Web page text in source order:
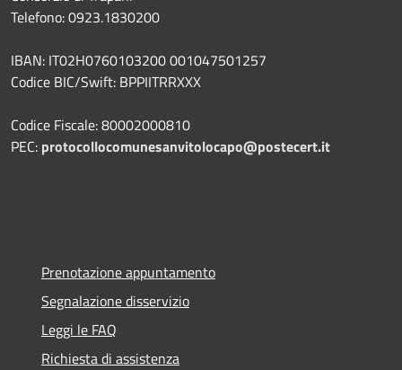
Telefono: 0923.1830200
IBAN: IT02H0760103200 001047501257
Codice BIC/Swift: BPPIITRRXXX
Codice Fiscale: 80002000810
PEC: protocollocomunesanvitolocapo@postecert.it
Prenotazione appuntamento
Segnalazione disservizio
Leggi le FAQ
Richiesta di assistenza